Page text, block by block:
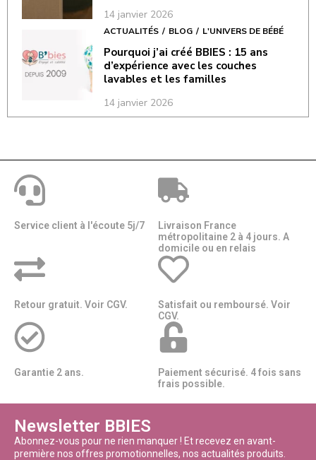
14 janvier 2026
ACTUALITÉS BLOG L'UNIVERS DE BÉBÉ
Pourquoi j’ai créé BBIES : 15 ans
d’expérience avec les couches
lavables et les familles
14 janvier 2026
Service client à l'écoute 5j/7
Livraison France
métropolitaine 2 à 4 jours. A
domicile ou en relais​​
Retour gratuit. Voir CGV.
Satisfait ou remboursé. Voir
CGV.
Garantie 2 ans.
Paiement sécurisé. 4 fois sans
frais possible.
Newsletter BBIES
Abonnez-vous pour ne rien manquer ! Et recevez en avant-
première nos offres promotionnelles, nos actualités produits.